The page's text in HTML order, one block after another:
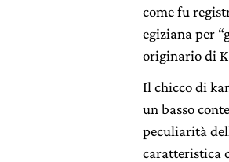
come fu
egiziana per
originario di
Il chicco di
un basso
peculiarità
caratteristica